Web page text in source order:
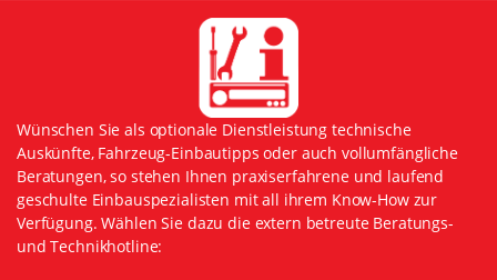
Wünschen Sie als optionale Dienstleistung technische
Auskünfte, Fahrzeug-Einbautipps oder auch vollumfängliche
Beratungen, so stehen Ihnen praxiserfahrene und laufend
geschulte Einbauspezialisten mit all ihrem Know-How zur
Verfügung. Wählen Sie dazu die extern betreute Beratungs-
und Technikhotline: